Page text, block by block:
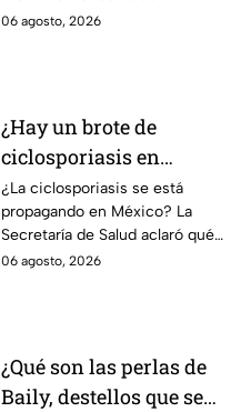
réplicas
réplicas. Científicos explican
06 agosto, 2026
¿Hay un brote de
ciclosporiasis en
México? Salud rompe
el silencio tras 33 casos
detectados
¿La ciclosporiasis se está
propagando en México? La
Secretaría de Salud aclaró qué
ocurre tras la detección de 33
06 agosto, 2026
¿Qué son las perlas de
Baily, destellos que se